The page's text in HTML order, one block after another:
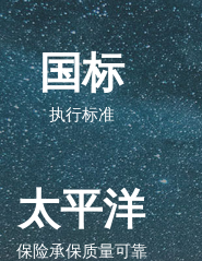
国标
执行标准
太平洋
保险承保质量可靠